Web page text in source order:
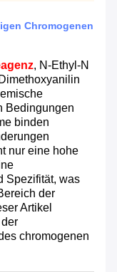
Chromogenen
, N-Ethyl-N
Bedingungen
binden
nur eine hohe
Spezifität, was
der
Artikel
chromogenen